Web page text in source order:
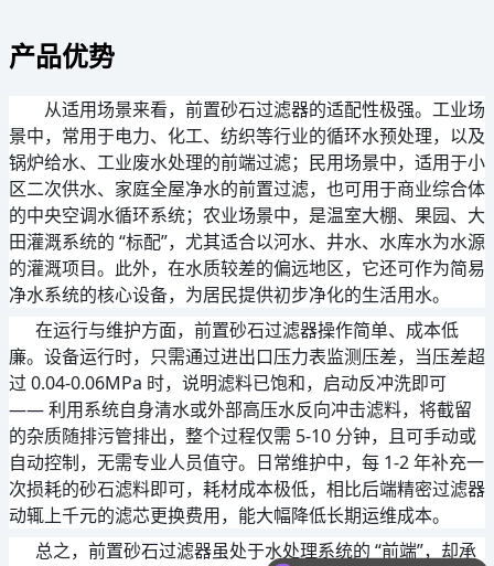
产品优势
从适用场景来看，前置砂石过滤器的适配性极强。工业场
景中，常用于电力、化工、纺织等行业的循环水预处理，以及
锅炉给水、工业废水处理的前端过滤；民用场景中，适用于小
区二次供水、家庭全屋净水的前置过滤，也可用于商业综合体
的中央空调水循环系统；农业场景中，是温室大棚、果园、大
田灌溉系统的 “标配”，尤其适合以河水、井水、水库水为水源
的灌溉项目。此外，在水质较差的偏远地区，它还可作为简易
净水系统的核心设备，为居民提供初步净化的生活用水。
廉。设备运行时，只需通过进出口压力表监测压差，当压差超
过 0.04-0.06MPa 时，说明滤料已饱和，启动反冲洗即可
—— 利用系统自身清水或外部高压水反向冲击滤料，将截留
的杂质随排污管排出，整个过程仅需 5-10 分钟，且可手动或
自动控制，无需专业人员值守。日常维护中，每 1-2 年补充一
次损耗的砂石滤料即可，耗材成本极低，相比后端精密过滤器
动辄上千元的滤芯更换费用，能大幅降低长期运维成本。
可以介绍下你们的产品么